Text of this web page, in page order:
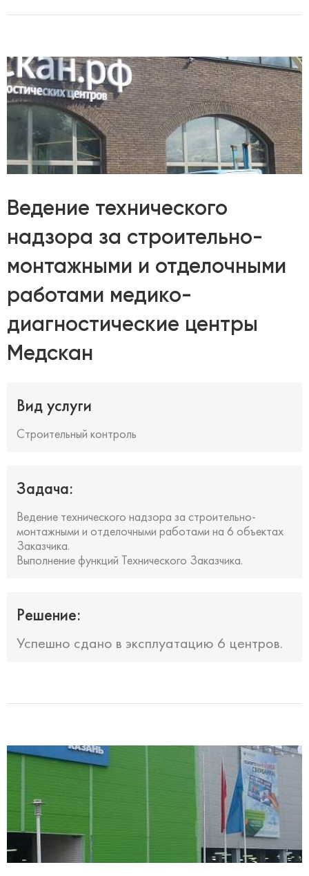
Ведение технического
надзора за строительно-
монтажными и отделочными
работами медико-
диагностические центры
Медскан
Вид услуги
Строительный контроль
Задача:
Ведение технического надзора за строительно-
монтажными и отделочными работами на 6 объектах
Заказчика.
Выполнение функций Технического Заказчика.
Решение:
Успешно сдано в эксплуатацию 6 центров.